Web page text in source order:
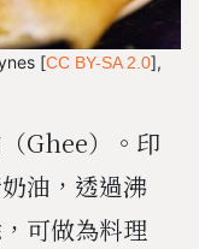
[CC BY-SA 2.0],
Ghee）。印
油，透過沸
可做為料理